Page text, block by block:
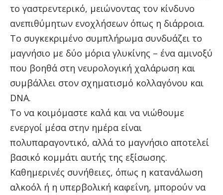
το γαστρεντερικό, μειώνοντας τον κίνδυνο
ανεπιθύμητων ενοχλήσεων όπως η διάρροια.
Το συγκεκριμένο συμπλήρωμα συνδυάζει το
μαγνήσιο με δύο μόρια γλυκίνης – ένα αμινοξύ
που βοηθά στη νευρολογική χαλάρωση και
συμβάλλει στον σχηματισμό κολλαγόνου και
DNA.
Το να κοιμόμαστε καλά και να νιώθουμε
ενεργοί μέσα στην ημέρα είναι
πολυπαραγοντικό, αλλά το μαγνήσιο αποτελεί
βασικό κομμάτι αυτής της εξίσωσης.
Καθημερινές συνήθειες, όπως η κατανάλωση
αλκοόλ ή η υπερβολική καφεΐνη, μπορούν να